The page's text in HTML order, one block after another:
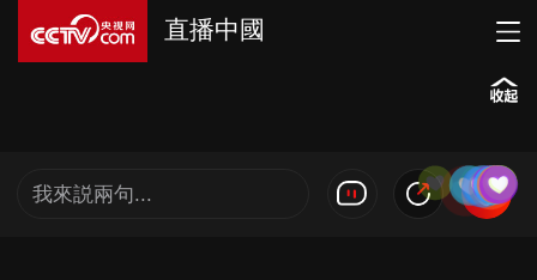
直播中國
我來説兩句...